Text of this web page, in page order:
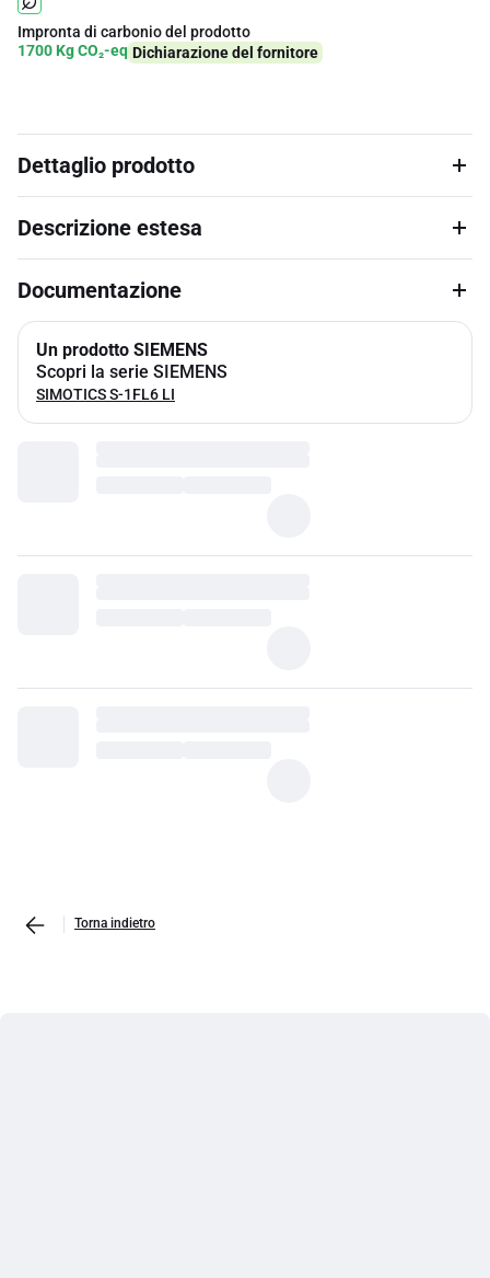
Impronta di carbonio del prodotto
1700 Kg CO₂-eq Dichiarazione del fornitore
Dettaglio prodotto
Descrizione estesa
Documentazione
Un prodotto SIEMENS
Scopri la serie SIEMENS
SIMOTICS S-1FL6 LI
Torna indietro